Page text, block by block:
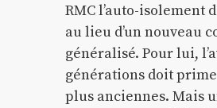
RMC l’auto-isolement
au lieu d’un nouveau
généralisé. Pour lui,
générations doit
plus anciennes. Mais